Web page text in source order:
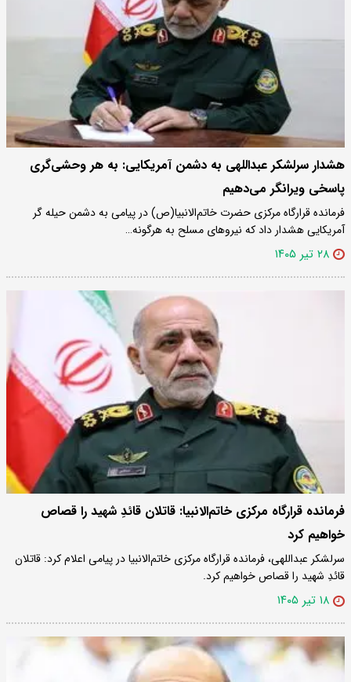
هشدار سرلشکر عبداللهی به دشمن آمریکایی: به هر وحشی‌گری
پاسخی ویرانگر می‌دهیم
فرمانده قرارگاه مرکزی حضرت خاتم‌الانبیا(ص) در پیامی به دشمن حیله گر
آمریکایی هشدار داد که نیروهای مسلح به هرگونه…
۲۸ تیر ۱۴۰۵
فرمانده قرارگاه مرکزی خاتم‌الانبیا: قاتلان قائدِ شهید را قصاص
خواهیم کرد
سرلشکر عبداللهی، فرمانده قرارگاه مرکزی خاتم‌الانبیا در پیامی اعلام کرد: قاتلان
قائدِ شهید را قصاص خواهیم کرد.
۱۸ تیر ۱۴۰۵